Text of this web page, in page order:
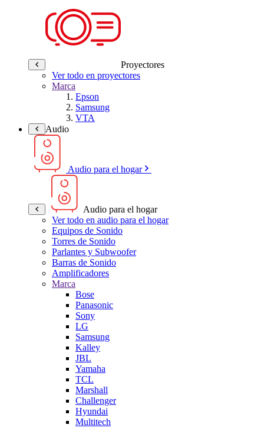
Proyectores
Ver todo en proyectores
Marca
Epson
Samsung
VTA
Audio
Audio para el hogar
Audio para el hogar
Ver todo en audio para el hogar
Equipos de Sonido
Torres de Sonido
Parlantes y Subwoofer
Barras de Sonido
Amplificadores
Marca
Bose
Panasonic
Sony
LG
Samsung
Kalley
JBL
Yamaha
TCL
Marshall
Challenger
Hyundai
Multitech